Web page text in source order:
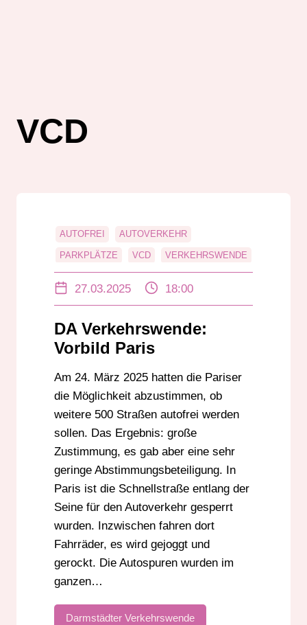
VCD
AUTOFREI AUTOVERKEHR
PARKPLÄTZE VCD VERKEHRSWENDE
27.03.2025 18:00
DA Verkehrswende:
Vorbild Paris
Am 24. März 2025 hatten die Pariser
die Möglichkeit abzustimmen, ob
weitere 500 Straßen autofrei werden
sollen. Das Ergebnis: große
Zustimmung, es gab aber eine sehr
geringe Abstimmungsbeteiligung. In
Paris ist die Schnellstraße entlang der
Seine für den Autoverkehr gesperrt
wurden. Inzwischen fahren dort
Fahrräder, es wird gejoggt und
gerockt. Die Autospuren wurden im
ganzen…
Darmstädter Verkehrswende